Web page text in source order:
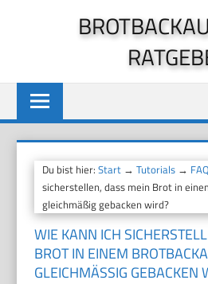
Du bist hier:Start →Tutorials → FAQ
sicherstellen, dass mein Brot in
gleichmäßig gebacken wird?
WIE KANN ICH
BROT IN EINEM
GLEICHMÄSSIG GEBACKEN